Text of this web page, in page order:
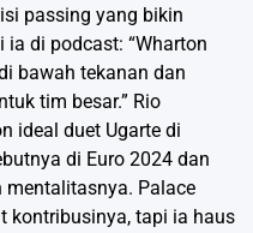
passing yang bikin
ia di podcast: “Wharton
bawah tekanan dan
tim besar.” Rio
ideal duet Ugarte di
di Euro 2024 dan
Palace
kontribusinya, tapi ia haus